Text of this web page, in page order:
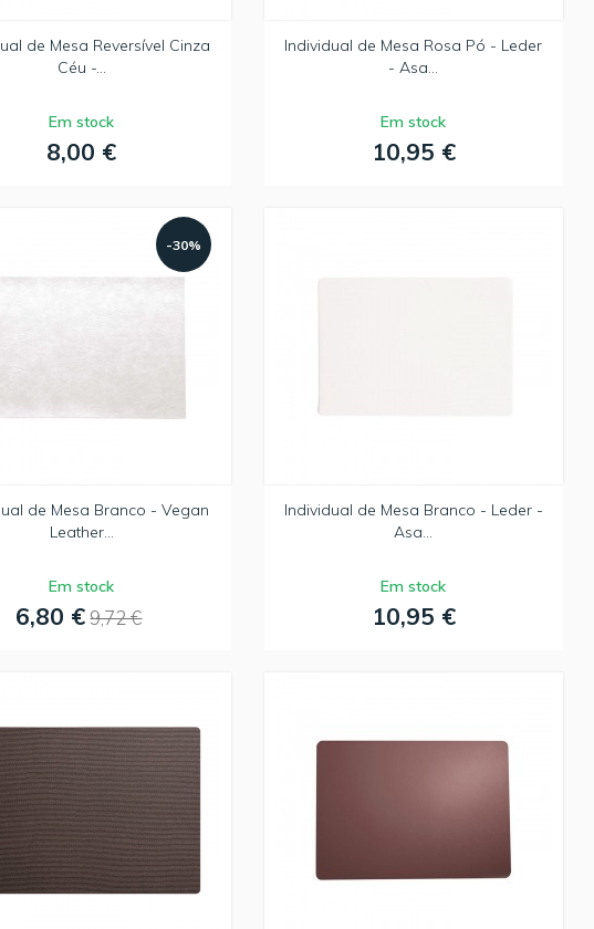
de Mesa Reversível Cinza
Céu -...
Em stock
8,00 €
Individual de Mesa Rosa Pó - Leder
- Asa...
Em stock
10,95 €
-30%
de Mesa Branco - Vegan
Leather...
Em stock
6,80 € 9,72 €
Individual de Mesa Branco - Leder -
Asa...
Em stock
10,95 €